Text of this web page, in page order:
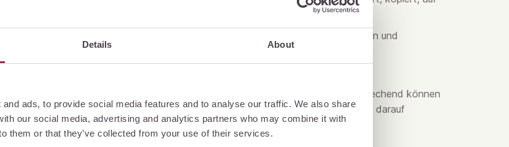
Details About
ads, to provide social media features and to analyse our traffic. We also share
our social media, advertising and analytics partners who may combine it with
them or that they’ve collected from your use of their services.
genutzt werden.
aber nicht zu kommerziellen Zwecken, nutzen, auf Ihrem System anzeigen und
dessen Inhalt ausserhalb unserer Kontrolle und Verantwortung liegen. Dementsprechend können
und Rechtmässigkeit des Inhalts dieser Websites sowie für allfällige darauf
Links auf externe Seiten oder anderen Websites erfolgt auf eigenes Risiko.